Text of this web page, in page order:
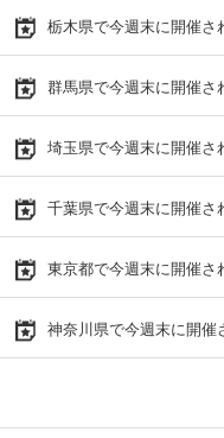
栃木県で今週末に開催さ
群馬県で今週末に開催さ
埼玉県で今週末に開催さ
千葉県で今週末に開催さ
東京都で今週末に開催さ
神奈川県で今週末に開催